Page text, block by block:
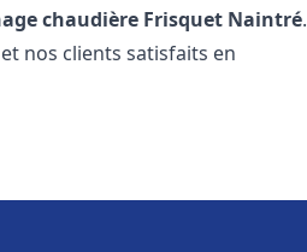
chaudière Frisquet Naintré.
nos clients satisfaits en